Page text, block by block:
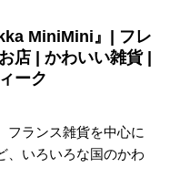
MiniMini』| フレ
店 | かわいい雑貨 |
ーク
フランス雑貨を中心に
、いろいろな国のかわ